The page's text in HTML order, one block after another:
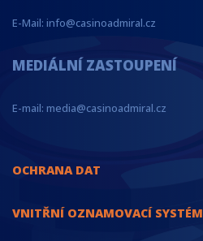
E-Mail: info@casinoadmiral.cz
MEDIÁLNÍ ZASTOUPENÍ
E-mail: media@casinoadmiral.cz
OCHRANA DAT
VNITŘNÍ OZNAMOVACÍ SYSTÉM